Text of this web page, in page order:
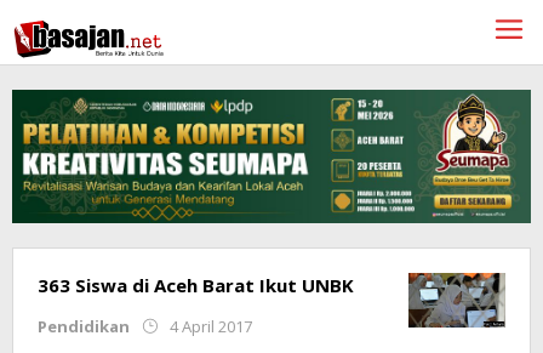
ke
konten
363 Siswa di Aceh Barat Ikut UNBK
Pendidikan 4 April 2017